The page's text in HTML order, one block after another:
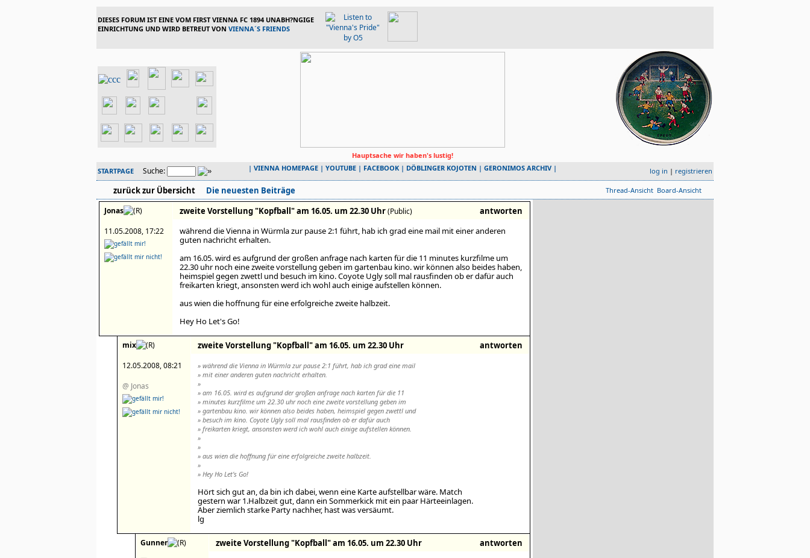
DIESES FORUM IST EINE VOM FIRST VIENNA FC 1894 UNABH?NGIGE
EINRICHTUNG UND WIRD BETREUT VON VIENNA´S FRIENDS
Hauptsache wir haben's lustig!
STARTPAGE
Suche: | VIENNA HOMEPAGE | YOUTUBE | FACEBOOK | DÖBLINGER KOJOTEN | GERONIMOS ARCHIV | log in | registrieren
zurück zur Übersicht Die neuesten Beiträge Thread-Ansicht Board-Ansicht
Jonas
11.05.2008, 17:22
zweite Vorstellung "Kopfball" am 16.05. um 22.30 Uhr(Public)
antworten
während die Vienna in Würmla zur pause 2:1 führt, hab ich grad eine mail mit einer anderen
guten nachricht erhalten.
am 16.05. wird es aufgrund der großen anfrage nach karten für die 11 minutes kurzfilme um
22.30 uhr noch eine zweite vorstellung geben im gartenbau kino. wir können also beides haben,
heimspiel gegen zwettl und besuch im kino. Coyote Ugly soll mal rausfinden ob er dafür auch
freikarten kriegt, ansonsten werd ich wohl auch einige aufstellen können.
aus wien die hoffnung für eine erfolgreiche zweite halbzeit.
Hey Ho Let's Go!
mix
12.05.2008, 08:21
@ Jonas
zweite Vorstellung "Kopfball" am 16.05. um 22.30 Uhr antworten
» während die Vienna in Würmla zur pause 2:1 führt, hab ich grad eine mail
» mit einer anderen guten nachricht erhalten.
»
» am 16.05. wird es aufgrund der großen anfrage nach karten für die 11
» minutes kurzfilme um 22.30 uhr noch eine zweite vorstellung geben im
» gartenbau kino. wir können also beides haben, heimspiel gegen zwettl und
» besuch im kino. Coyote Ugly soll mal rausfinden ob er dafür auch
» freikarten kriegt, ansonsten werd ich wohl auch einige aufstellen können.
»
»
» aus wien die hoffnung für eine erfolgreiche zweite halbzeit.
»
» Hey Ho Let's Go!
Hört sich gut an, da bin ich dabei, wenn eine Karte aufstellbar wäre. Match
gestern war 1.Halbzeit gut, dann ein Sommerkick mit ein paar Härteeinlagen.
Aber ziemlich starke Party nachher, hast was versäumt.
lg
Gunner zweite Vorstellung "Kopfball" am 16.05. um 22.30 Uhr antworten